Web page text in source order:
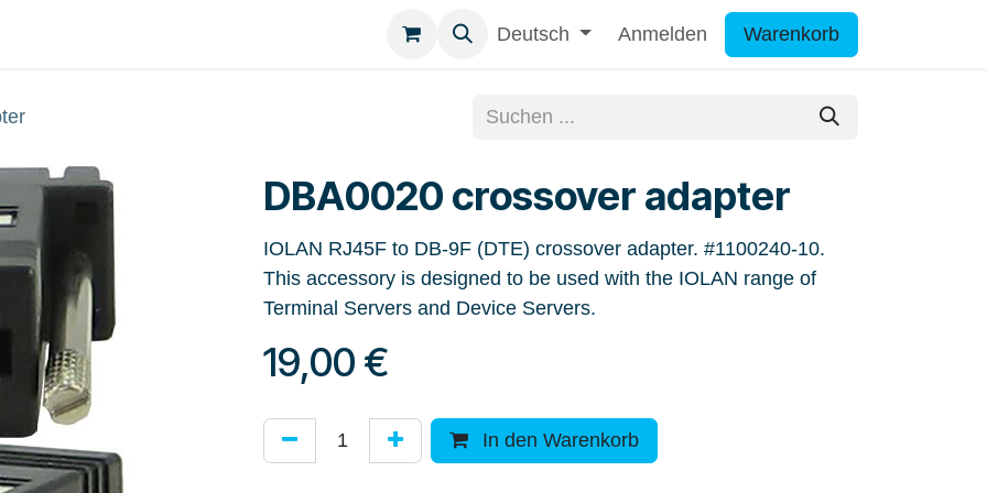
Deutsch Anmelden Warenkorb
DBA0020 crossover adapter
IOLAN RJ45F to DB-9F (DTE) crossover adapter. #1100240-10.
This accessory is designed to be used with the IOLAN range of
Terminal Servers and Device Servers.
19,00 €
In den Warenkorb